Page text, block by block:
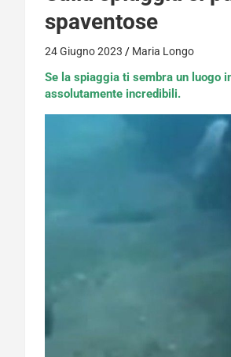
spaventose
24 Giugno 2023 Maria Longo
Se la spiaggia ti sembra un luogo
assolutamente incredibili.